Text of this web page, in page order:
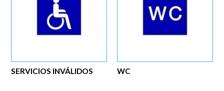
WC
SERVICIOS INVÁLIDOS